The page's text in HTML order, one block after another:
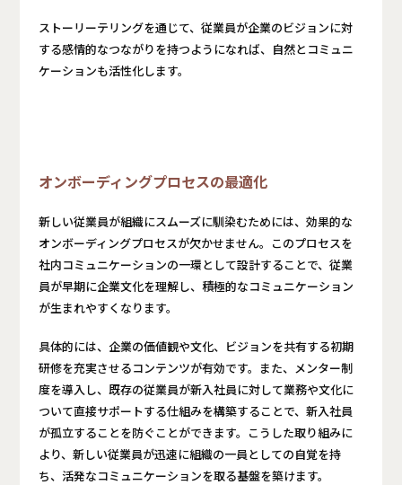
ストーリーテリングを通じて、従業員が企業のビジョンに対
する感情的なつながりを持つようになれば、自然とコミュニ
ケーションも活性化します。
オンボーディングプロセスの最適化
新しい従業員が組織にスムーズに馴染むためには、効果的な
オンボーディングプロセスが欠かせません。このプロセスを
社内コミュニケーションの一環として設計することで、従業
員が早期に企業文化を理解し、積極的なコミュニケーション
が生まれやすくなります。
具体的には、企業の価値観や文化、ビジョンを共有する初期
研修を充実させるコンテンツが有効です。また、メンター制
度を導入し、既存の従業員が新入社員に対して業務や文化に
ついて直接サポートする仕組みを構築することで、新入社員
が孤立することを防ぐことができます。こうした取り組みに
より、新しい従業員が迅速に組織の一員としての自覚を持
ち、活発なコミュニケーションを取る基盤を築けます。